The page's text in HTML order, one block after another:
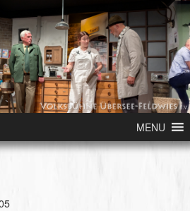
MENU